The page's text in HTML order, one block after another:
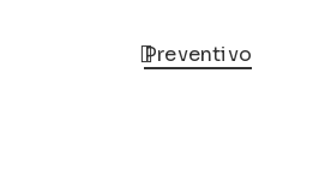
Preventivo